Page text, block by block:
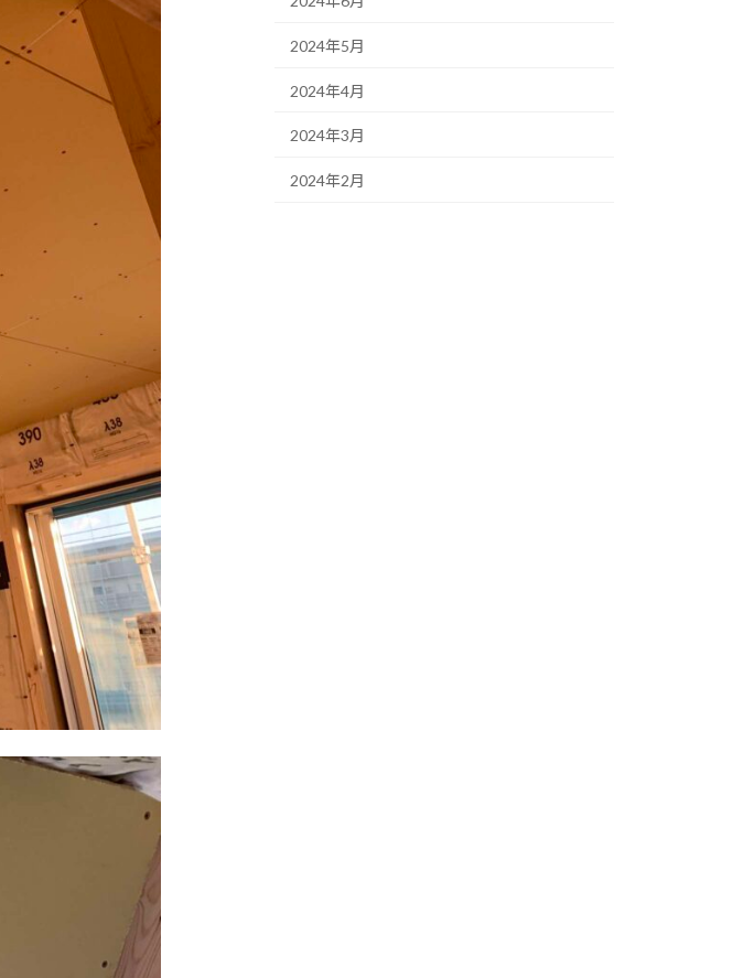
2024年5月
2024年4月
2024年3月
2024年2月